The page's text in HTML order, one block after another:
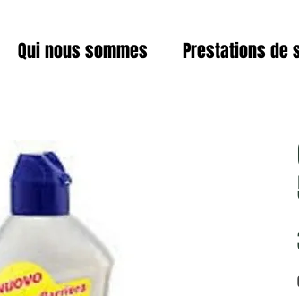
Qui nous sommes Prestations de